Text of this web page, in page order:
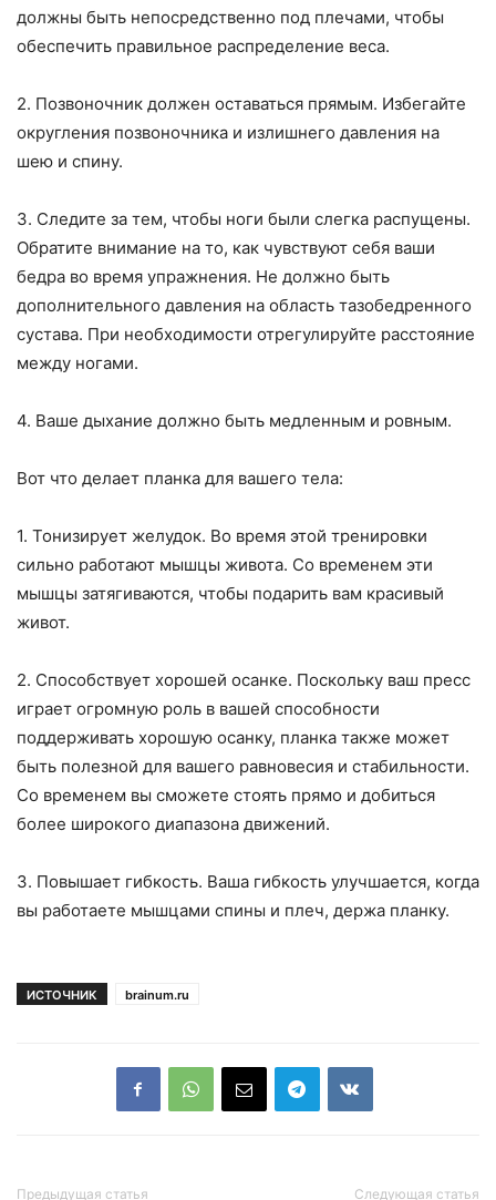
должны быть непосредственно под плечами, чтобы
обеспечить правильное распределение веса.
2. Позвоночник должен оставаться прямым. Избегайте
округления позвоночника и излишнего давления на
шею и спину.
3. Следите за тем, чтобы ноги были слегка распущены.
Обратите внимание на то, как чувствуют себя ваши
бедра во время упражнения. Не должно быть
дополнительного давления на область тазобедренного
сустава. При необходимости отрегулируйте расстояние
между ногами.
4. Ваше дыхание должно быть медленным и ровным.
Вот что делает планка для вашего тела:
1. Тонизирует желудок. Во время этой тренировки
сильно работают мышцы живота. Со временем эти
мышцы затягиваются, чтобы подарить вам красивый
живот.
2. Способствует хорошей осанке. Поскольку ваш пресс
играет огромную роль в вашей способности
поддерживать хорошую осанку, планка также может
быть полезной для вашего равновесия и стабильности.
Со временем вы сможете стоять прямо и добиться
более широкого диапазона движений.
3. Повышает гибкость. Ваша гибкость улучшается, когда
вы работаете мышцами спины и плеч, держа планку.
ИСТОЧНИК brainum.ru
Предыдущая статья Следующая статья